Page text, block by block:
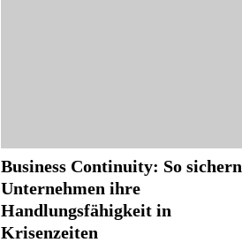
Business Continuity: So sichern
Unternehmen ihre
Handlungsfähigkeit in
Krisenzeiten